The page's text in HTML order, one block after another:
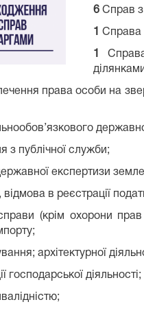
6 Справ з
1 Справа
1
права особи на
з публічної служби;
експертизи
в реєстрації
(крім охорони прав
архітектурної
господарської діяльності;